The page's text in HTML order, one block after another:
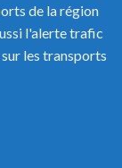
de la région
l'alerte trafic
les transports